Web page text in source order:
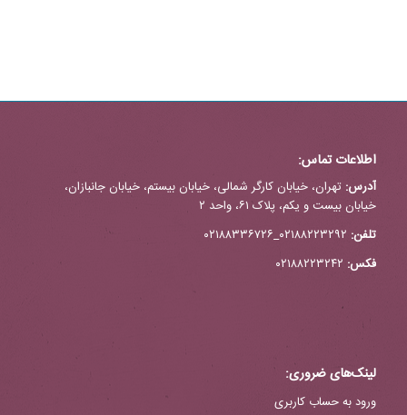
اطلاعات تماس:
آدرس: تهران، خیابان کارگر شمالی، خیابان بیستم، خیابان جانبازان،
خیابان بیست و یکم، پلاک ۶۱، واحد ۲
تلفن:
فکس:
لینک‌های ضروری:
ورود به حساب کاربری